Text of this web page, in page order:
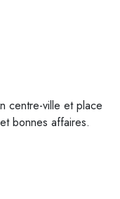
centre-ville et place
bonnes affaires.